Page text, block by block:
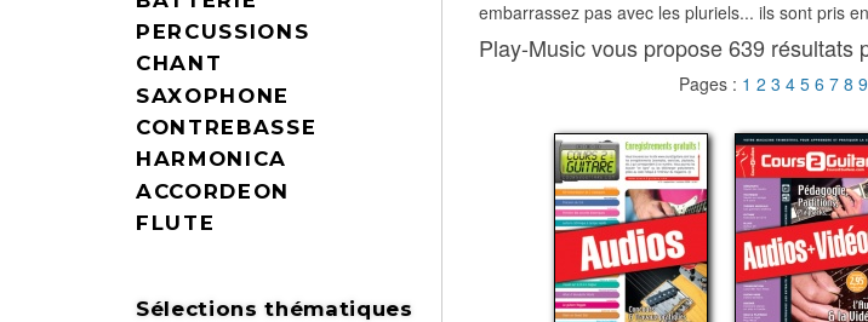
PERCUSSIONS
CHANT
SAXOPHONE
CONTREBASSE
HARMONICA
ACCORDEON
FLUTE
Sélections thématiques
embarrassez pas avec les pluriels... ils sont pris
Play-Music vous propose 639 résultats
Pages : 1 2 3 4 5 6 7 8 9